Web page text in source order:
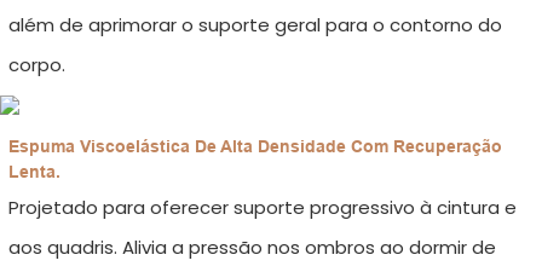
além de aprimorar o suporte geral para o contorno do
corpo.
Espuma Viscoelástica De Alta Densidade Com Recuperação
Lenta.
Projetado para oferecer suporte progressivo à cintura e
aos quadris. Alivia a pressão nos ombros ao dormir de